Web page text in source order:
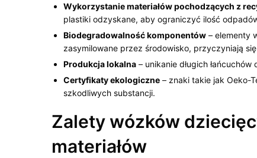
Wykorzystanie materiałów pochodzących z
plastiki odzyskane, aby ograniczyć ilość
Biodegradowalność komponentów – elementy
zasymilowane przez środowisko, przyczyniają
Produkcja lokalna – unikanie długich
Certyfikaty ekologiczne – znaki takie jak Oeko-
szkodliwych substancji.
Zalety wózków
materiałów